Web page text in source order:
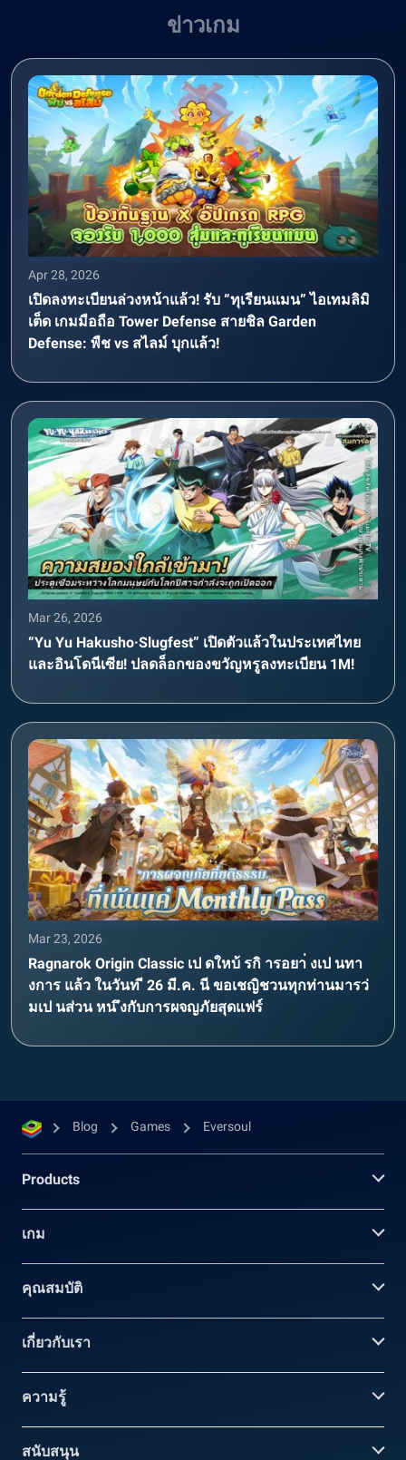
ข่าวเกม
Apr 28, 2026
เปิดลงทะเบียนล่วงหน้าแล้ว! รับ “ทุเรียนแมน” ไอเทมลิมิ
เต็ด เกมมือถือ Tower Defense สายชิล Garden
Defense: พืช vs สไลม์ บุกแล้ว!
Mar 26, 2026
“Yu Yu Hakusho·Slugfest” เปิดตัวแล้วในประเทศไทย
และอินโดนีเซีย! ปลดล็อกของขวัญหรูลงทะเบียน 1M!
Mar 23, 2026
Ragnarok Origin Classic เป ดใหบ้ รกิ ารอยา่ งเป นทา
งการ แล้ว ในวันท ี 26 มี.ค. นี ขอเชญิชวนทุกท่านมารว่
มเป นส่วน หน ึงกับการผจญภัยสุดแฟร์
Blog Games Eversoul
Products
เกม
คุณสมบัติ
เกี่ยวกับเรา
ความรู้
สนับสนุน